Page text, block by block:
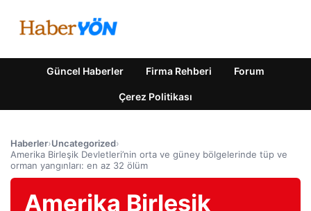
Güncel Haberler Firma Rehberi Forum
Çerez Politikası
Haberler›Uncategorized›
Amerika Birleşik Devletleri’nin orta ve güney bölgelerinde tüp ve
orman yangınları: en az 32 ölüm
Amerika Birleşik